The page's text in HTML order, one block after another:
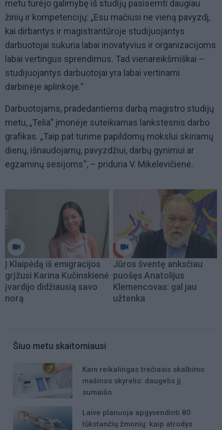
metu turėjo galimybę iš studijų pasisemti daugiau
žinių ir kompetencijų: „Esu mačiusi ne vieną pavyzdį,
kai dirbantys ir magistrantūroje studijuojantys
darbuotojai sukuria labai inovatyvius ir organizacijoms
labai vertingus sprendimus. Tad vienareikšmiškai –
studijuojantys darbuotojai yra labai vertinami
darbinėje aplinkoje.“
Darbuotojams, pradedantiems darbą magistro studijų
metu, „Telia“ įmonėje suteikiamas lankstesnis darbo
grafikas. „Taip pat turime papildomų mokslui skiriamų
dienų, išnaudojamų, pavyzdžiui, darbų gynimui ar
egzaminų sesijoms“, – priduria V. Mikelevičienė.
Į Klaipėdą iš emigracijos
grįžusi Karina Kučinskienė
įvardijo didžiausią savo
norą
Jūros šventę anksčiau
puošęs Anatolijus
Klemencovas: gal jau
užtenka
Šiuo metu skaitomiausi
Kam reikalingas trečiasis skalbimo
mašinos skyrelis: daugelis jį
sumaišo
Laive planuoja apgyvendinti 80
tūkstančių žmonių: kaip atrodys